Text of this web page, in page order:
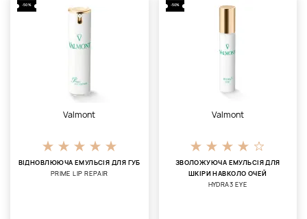
-50%
Valmont
ВІДНОВЛЮЮЧА ЕМУЛЬСІЯ ДЛЯ ГУБ
PRIME LIP REPAIR
-50%
Valmont
ЗВОЛОЖУЮЧА ЕМУЛЬСІЯ ДЛЯ
ШКІРИ НАВКОЛО ОЧЕЙ
HYDRA3 EYE